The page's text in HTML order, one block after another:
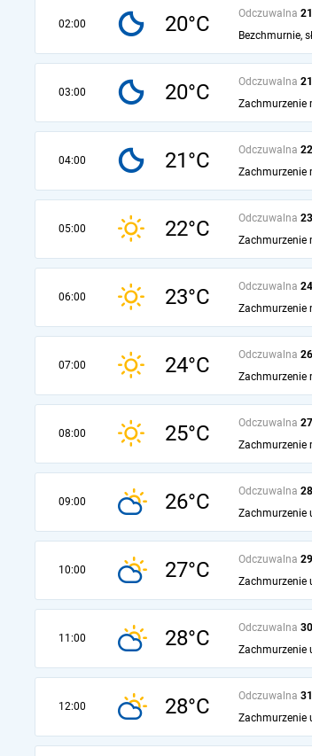
02:00 20°C Odczuwalna
Bezchmurnie,
03:00 20°C Odczuwalna
Zachmurzenie
04:00 21°C Odczuwalna
Zachmurzenie
05:00 22°C Odczuwalna
Zachmurzenie
06:00 23°C Odczuwalna
Zachmurzenie
07:00 24°C Odczuwalna
Zachmurzenie
08:00 25°C Odczuwalna
Zachmurzenie
09:00 26°C Odczuwalna
Zachmurzenie
10:00 27°C Odczuwalna
Zachmurzenie
11:00 28°C Odczuwalna
Zachmurzenie
12:00 28°C Odczuwalna
Zachmurzenie